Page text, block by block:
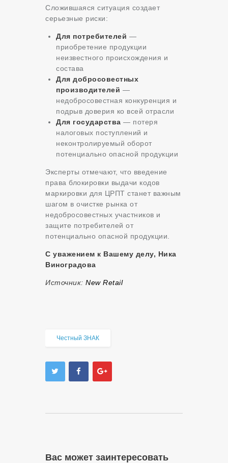
Сложившаяся ситуация создает
серьезные риски:
Для потребителей —
приобретение продукции
неизвестного происхождения и
состава
Для добросовестных
производителей —
недобросовестная конкуренция и
подрыв доверия ко всей отрасли
Для государства — потеря
налоговых поступлений и
неконтролируемый оборот
потенциально опасной продукции
Эксперты отмечают, что введение
права блокировки выдачи кодов
маркировки для ЦРПТ станет важным
шагом в очистке рынка от
недобросовестных участников и
защите потребителей от
потенциально опасной продукции.
С уважением к Вашему делу, Ника
Виноградова
Источник: New Retail
Честный ЗНАК
Вас может заинтересовать